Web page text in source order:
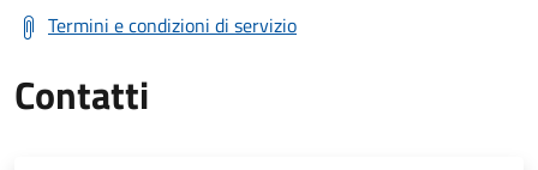
Termini e condizioni di servizio
Contatti